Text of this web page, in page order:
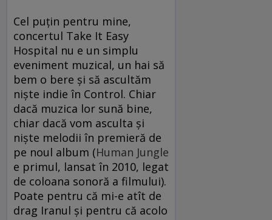
Cel puţin pentru mine,
concertul Take It Easy
Hospital nu e un simplu
eveniment muzical, un hai să
bem o bere şi să ascultăm
nişte indie în Control. Chiar
dacă muzica lor sună bine,
chiar dacă vom asculta şi
nişte melodii în premieră de
pe noul album (Human Jungle
e primul, lansat în 2010, legat
de coloana sonoră a filmului).
Poate pentru că mi-e atît de
drag Iranul şi pentru că acolo